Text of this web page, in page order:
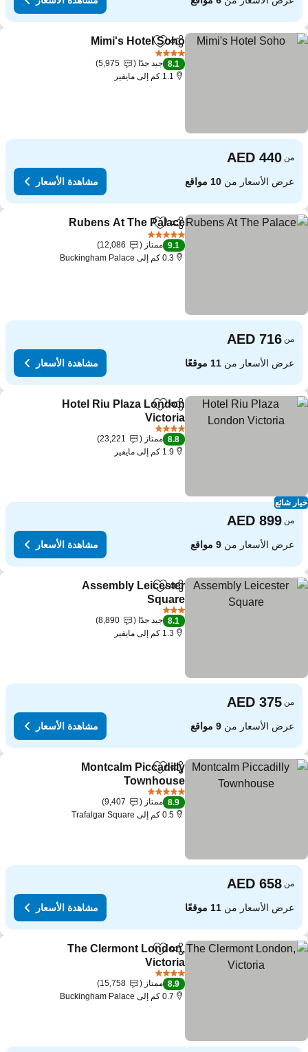
مشاركةAdd to favorites
Mimi's Hotel Soho
8.1 جيد جدًا
5,975
1.1 كم إلى مايفير
من
عرض الأسعار من10 مواقع مشاهدة الأسعار
مشاركةAdd to favorites
Rubens At The Palace
9.1 ممتاز
12,086
0.3 كم إلى Buckingham Palace
من
عرض الأسعار من11 موقعًا مشاهدة الأسعار
شائع
مشاركةAdd to favorites
Hotel Riu Plaza London
Victoria
8.8 ممتاز
23,221
1.9 كم إلى مايفير
من
عرض الأسعار من9 مواقع مشاهدة الأسعار
مشاركةAdd to favorites
Assembly Leicester
Square
8.1 جيد جدًا
8,890
1.3 كم إلى مايفير
من
عرض الأسعار من9 مواقع مشاهدة الأسعار
مشاركةAdd to favorites
Montcalm Piccadilly
Townhouse
8.9 ممتاز
9,407
0.5 كم إلى Trafalgar Square
من
عرض الأسعار من11 موقعًا مشاهدة الأسعار
مشاركةAdd to favorites
The Clermont London,
Victoria
8.9 ممتاز
15,758
0.7 كم إلى Buckingham Palace